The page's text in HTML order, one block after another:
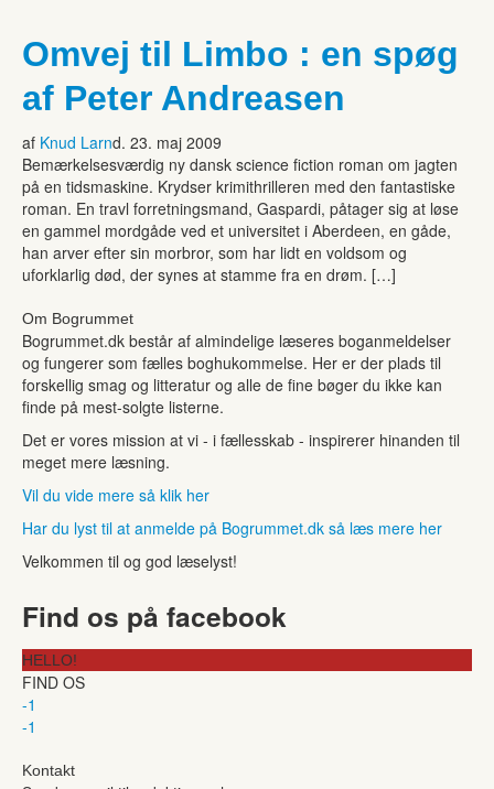
Omvej til Limbo : en spøg
af Peter Andreasen
af Knud Larnd. 23. maj 2009
Bemærkelsesværdig ny dansk science fiction roman om jagten
på en tidsmaskine. Krydser krimithrilleren med den fantastiske
roman. En travl forretningsmand, Gaspardi, påtager sig at løse
en gammel mordgåde ved et universitet i Aberdeen, en gåde,
han arver efter sin morbror, som har lidt en voldsom og
uforklarlig død, der synes at stamme fra en drøm. […]
Om Bogrummet
Bogrummet.dk består af almindelige læseres boganmeldelser
og fungerer som fælles boghukommelse. Her er der plads til
forskellig smag og litteratur og alle de fine bøger du ikke kan
finde på mest-solgte listerne.
Det er vores mission at vi - i fællesskab - inspirerer hinanden til
meget mere læsning.
Vil du vide mere så klik her
Har du lyst til at anmelde på Bogrummet.dk så læs mere her
Velkommen til og god læselyst!
Find os på facebook
HELLO!
FIND OS
-1
-1
Kontakt